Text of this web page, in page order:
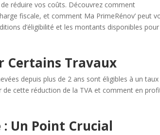
réduire vos coûts. Découvrez comment
fiscale, et comment Ma PrimeRénov’ peut
d’éligibilité et les montants disponibles
Certains Travaux
depuis plus de 2 ans sont éligibles à un taux
de cette réduction de la TVA et comment en
Un Point Crucial